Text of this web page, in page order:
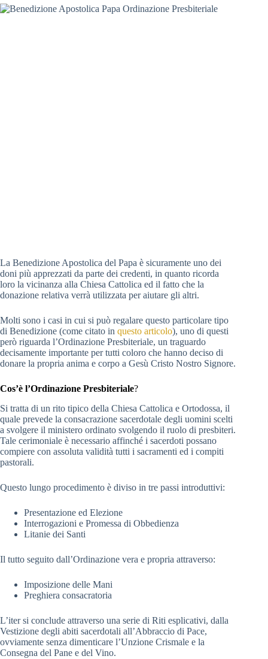
La Benedizione Apostolica del Papa è sicuramente uno dei
doni più apprezzati da parte dei credenti, in quanto ricorda
loro la vicinanza alla Chiesa Cattolica ed il fatto che la
donazione relativa verrà utilizzata per aiutare gli altri.
Molti sono i casi in cui si può regalare questo particolare tipo
di Benedizione (come citato in questo articolo), uno di questi
però riguarda l’Ordinazione Presbiteriale, un traguardo
decisamente importante per tutti coloro che hanno deciso di
donare la propria anima e corpo a Gesù Cristo Nostro Signore.
Cos’è l’Ordinazione Presbiteriale?
Si tratta di un rito tipico della Chiesa Cattolica e Ortodossa, il
quale prevede la consacrazione sacerdotale degli uomini scelti
a svolgere il ministero ordinato svolgendo il ruolo di presbiteri.
Tale cerimoniale è necessario affinché i sacerdoti possano
compiere con assoluta validità tutti i sacramenti ed i compiti
pastorali.
Questo lungo procedimento è diviso in tre passi introduttivi:
Presentazione ed Elezione
Interrogazioni e Promessa di Obbedienza
Litanie dei Santi
Il tutto seguito dall’Ordinazione vera e propria attraverso:
Imposizione delle Mani
Preghiera consacratoria
L’iter si conclude attraverso una serie di Riti esplicativi, dalla
Vestizione degli abiti sacerdotali all’Abbraccio di Pace,
ovviamente senza dimenticare l’Unzione Crismale e la
Consegna del Pane e del Vino.